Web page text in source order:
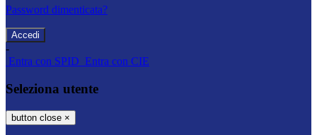
Password dimenticata?
-
Entra con SPID Entra con CIE
Seleziona utente
button close ×